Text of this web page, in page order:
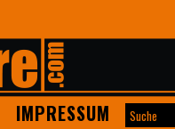
IMPRESSUM